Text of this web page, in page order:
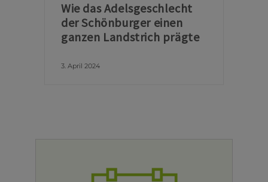
Wie das Adelsgeschlecht
der Schönburger einen
ganzen Landstrich prägte
3. April 2024